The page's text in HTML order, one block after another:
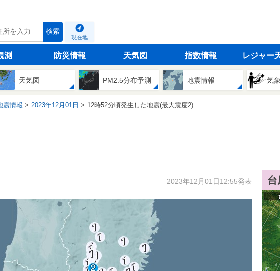
検索
現在地
測 防災情報 天気図 指数情報 レジャー
天気図 PM2.5分布予測 地震情報 気
震情報 2023年12月01日 12時52分頃発生した地震(最大震度2)
2023年12月01日12:55発表